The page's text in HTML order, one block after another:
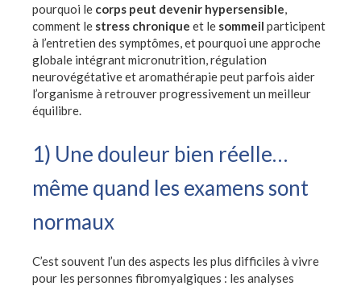
pourquoi le corps peut devenir hypersensible,
comment le stress chronique et le sommeil participent
à l’entretien des symptômes, et pourquoi une approche
globale intégrant micronutrition, régulation
neurovégétative et aromathérapie peut parfois aider
l’organisme à retrouver progressivement un meilleur
équilibre.
1) Une douleur bien réelle…
même quand les examens sont
normaux
C’est souvent l’un des aspects les plus difficiles à vivre
pour les personnes fibromyalgiques : les analyses